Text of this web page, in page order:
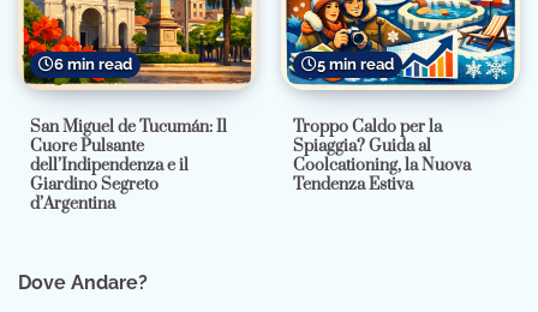
6 min read
San Miguel de Tucumán: Il
Cuore Pulsante
dell’Indipendenza e il
Giardino Segreto
d’Argentina
5 min read
Troppo Caldo per la
Spiaggia? Guida al
Coolcationing, la Nuova
Tendenza Estiva
Dove Andare?